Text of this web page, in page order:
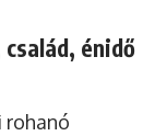
énidő
rohanó